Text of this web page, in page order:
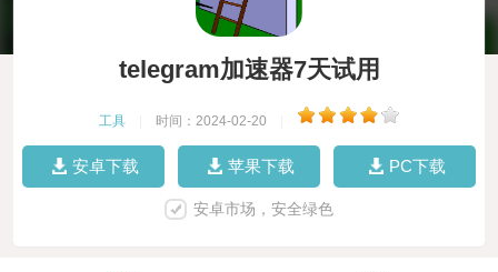
telegram加速器7天试用
工具 时间：2024-02-20
安卓下载 苹果下载 PC下载
安卓市场，安全绿色